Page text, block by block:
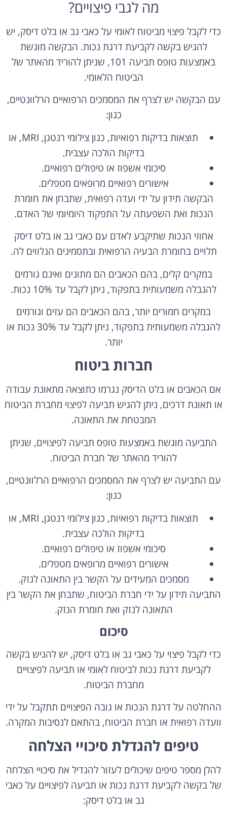
מה לגבי פיצויים?
כדי לקבל פיצוי מביטוח לאומי על כאבי גב או בלט דיסק, יש
להגיש בקשה לקביעת דרגת נכות. הבקשה מוגשת
באמצעות טופס תביעה 101, שניתן להוריד מהאתר של
הביטוח הלאומי.
עם הבקשה יש לצרף את המסמכים הרפואיים הרלוונטיים,
כגון:
תוצאות בדיקות רפואיות, כגון צילומי רנטגן, MRI, או
בדיקות הולכה עצבית.
סיכומי אשפוז או טיפולים רפואיים.
אישורים רפואיים מרופאים מטפלים.
הבקשה תידון על ידי ועדה רפואית, שתבחן את חומרת
הנכות ואת השפעתה על התפקוד היומיומי של האדם.
אחוזי הנכות שתיקבע לאדם עם כאבי גב או בלט דיסק
תלויים בחומרת הבעיה הרפואית ובתסמינים הנלווים לה.
במקרים קלים, בהם הכאבים הם מתונים ואינם גורמים
להגבלה משמעותית בתפקוד, ניתן לקבל עד 10% נכות.
במקרים חמורים יותר, בהם הכאבים הם עזים וגורמים
להגבלה משמעותית בתפקוד, ניתן לקבל עד 30% נכות או
יותר.
חברות ביטוח
אם הכאבים או בלט הדיסק נגרמו כתוצאה מתאונת עבודה
או תאונת דרכים, ניתן להגיש תביעה לפיצוי מחברת הביטוח
המבטחת את התאונה.
התביעה מוגשת באמצעות טופס תביעה לפיצויים, שניתן
להוריד מהאתר של חברת הביטוח.
עם התביעה יש לצרף את המסמכים הרפואיים הרלוונטיים,
כגון:
תוצאות בדיקות רפואיות, כגון צילומי רנטגן, MRI, או
בדיקות הולכה עצבית.
סיכומי אשפוז או טיפולים רפואיים.
אישורים רפואיים מרופאים מטפלים.
מסמכים המעידים על הקשר בין התאונה לנזק.
התביעה תידון על ידי חברת הביטוח, שתבחן את הקשר בין
התאונה לנזק ואת חומרת הנזק.
סיכום
כדי לקבל פיצוי על כאבי גב או בלט דיסק, יש להגיש בקשה
לקביעת דרגת נכות לביטוח לאומי או תביעה לפיצויים
מחברת הביטוח.
ההחלטה על דרגת הנכות או גובה הפיצויים תתקבל על ידי
וועדה רפואית או חברת הביטוח, בהתאם לנסיבות המקרה.
טיפים להגדלת סיכויי הצלחה
להלן מספר טיפים שיכולים לעזור להגדיל את סיכויי הצלחה
של בקשה לקביעת דרגת נכות או תביעה לפיצויים על כאבי
גב או בלט דיסק: